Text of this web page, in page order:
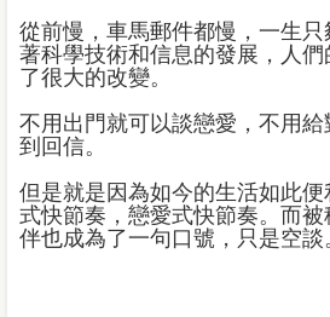
從前慢，車馬郵件都慢，一生
著科學技術和信息的發展，人們
了很大的改變。
不用出門就可以談戀愛，不用
到回信。
但是就是因為如今的生活如此
式快節奏，戀愛式快節奏。而
伴也成為了一句口號，只是空談